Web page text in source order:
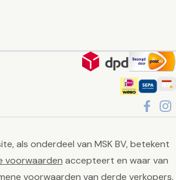
als onderdeel van MSK BV, betekent
voorwaarden accepteert en waar van
voorwaarden van derde verkopers.